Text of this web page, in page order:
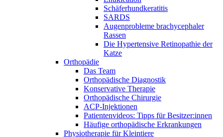
Schäferhundkeratitis
SARDS
Augenprobleme brachycephaler
Rassen
Die Hypertensive Retinopathie der
Katze
Orthopädie
Das Team
Orthopädische Diagnostik
Konservative Therapie
Orthopädische Chirurgie
ACP-Injektionen
Patientenvideos: Tipps für Besitzer:innen
Häufige orthopädische Erkrankungen
Physiotherapie für Kleintiere